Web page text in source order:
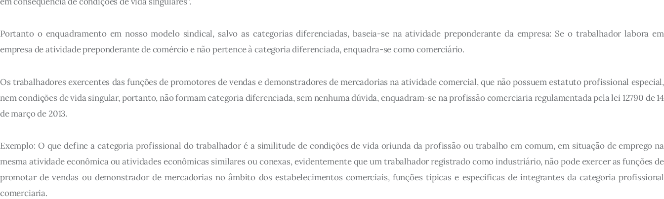
Portanto o enquadramento em nosso modelo sindical, salvo as categorias diferenciadas, baseia-se na atividade preponderante da empresa: Se o trabalhador labora em
empresa de atividade preponderante de comércio e não pertence à categoria diferenciada, enquadra-se como comerciário.
Os trabalhadores exercentes das funções de promotores de vendas e demonstradores de mercadorias na atividade comercial, que não possuem estatuto profissional especial,
nem condições de vida singular, portanto, não formam categoria diferenciada, sem nenhuma dúvida, enquadram-se na profissão comerciaria regulamentada pela lei 12790 de 14
de março de 2013.
Exemplo: O que define a categoria profissional do trabalhador é a similitude de condições de vida oriunda da profissão ou trabalho em comum, em situação de emprego na
mesma atividade econômica ou atividades econômicas similares ou conexas, evidentemente que um trabalhador registrado como industriário, não pode exercer as funções de
promotar de vendas ou demonstrador de mercadorias no âmbito dos estabelecimentos comerciais, funções típicas e específicas de integrantes da categoria profissional
comerciaria.